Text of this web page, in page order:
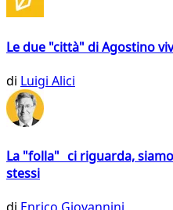
Le due "città" di Agostino
di Luigi Alici
La "folla" ci riguarda,
stessi